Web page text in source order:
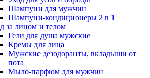
Шампуни для мужчин
Шампуни-кондиционеры 2 в 1
за лицом и телом
Гели для душа мужские
Кремы для лица
Мужские дезодоранты, вкладыши от
пота
Мыло-парфюм для мужчин